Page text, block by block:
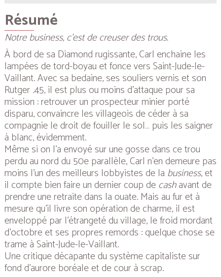
Résumé
Notre business, c’est de creuser des trous.
À bord de sa Diamond rugissante, Carl enchaine les
lampées de tord-boyau et fonce vers Saint-Jude-le-
Vaillant. Avec sa bedaine, ses souliers vernis et son
Rutger .45, il est plus ou moins d’attaque pour sa
mission : retrouver un prospecteur minier porté
disparu, convaincre les villageois de céder à sa
compagnie le droit de fouiller le sol… puis les saigner
à blanc, évidemment.
Même si on l’a envoyé sur une gosse dans ce trou
perdu au nord du 50e parallèle, Carl n’en demeure pas
moins l’un des meilleurs lobbyistes de la business, et
il compte bien faire un dernier coup decashavant de
prendre une retraite dans la ouate. Mais au fur et à
mesure qu’il livre son opération de charme, il est
enveloppé par l’étrangeté du village, le froid mordant
d’octobre et ses propres remords : quelque chose se
trame à Saint-Jude-le-Vaillant.
Une critique décapante du système capitaliste sur
fond d’aurore boréale et de cour à scrap.